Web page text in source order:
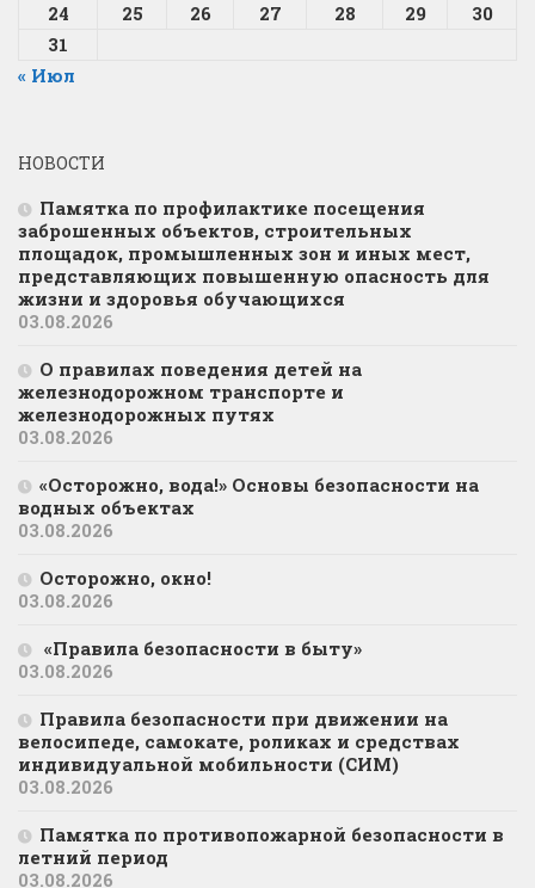
24
25 26 27 28 29
30
31
« Июл
НОВОСТИ
Памятка по профилактике посещения
заброшенных объектов, строительных
площадок, промышленных зон и иных мест,
представляющих повышенную опасность для
жизни и здоровья обучающихся
03.08.2026
О правилах поведения детей на
железнодорожном транспорте и
железнодорожных путях
03.08.2026
«Осторожно, вода!» Основы безопасности на
водных объектах
03.08.2026
Осторожно, окно!
03.08.2026
«Правила безопасности в быту»
03.08.2026
Правила безопасности при движении на
велосипеде, самокате, роликах и средствах
индивидуальной мобильности (СИМ)
03.08.2026
Памятка по противопожарной безопасности в
летний период
03.08.2026